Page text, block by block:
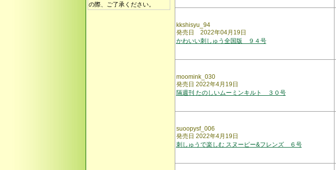
の際、ご了承ください。
kkshisyu_94
発売日 2022年04月19日
かわいい刺しゅう全国版 ９４号
moomink_030
発売日 2022年4月19日
隔週刊 たのしいムーミンキルト ３０号
suoopysf_006
発売日 2022年4月19日
刺しゅうで楽しむ スヌーピー&フレンズ ６号